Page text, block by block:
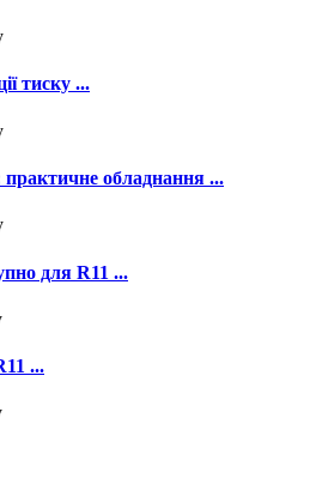
тиску ...
практичне обладнання ...
для R11 ...
...